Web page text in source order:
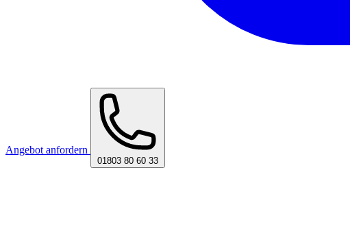
Angebot anfordern
01803 80 60 33